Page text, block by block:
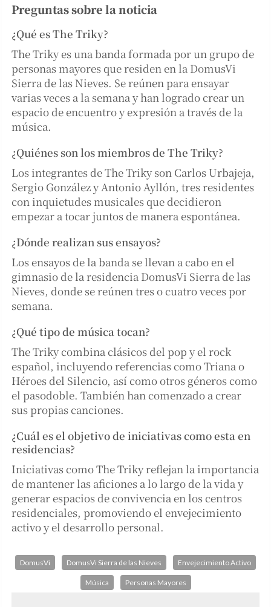
Preguntas sobre la noticia
¿Qué es The Triky?
The Triky es una banda formada por un grupo de
personas mayores que residen en la DomusVi
Sierra de las Nieves. Se reúnen para ensayar
varias veces a la semana y han logrado crear un
espacio de encuentro y expresión a través de la
música.
¿Quiénes son los miembros de The Triky?
Los integrantes de The Triky son Carlos Urbajeja,
Sergio González y Antonio Ayllón, tres residentes
con inquietudes musicales que decidieron
empezar a tocar juntos de manera espontánea.
¿Dónde realizan sus ensayos?
Los ensayos de la banda se llevan a cabo en el
gimnasio de la residencia DomusVi Sierra de las
Nieves, donde se reúnen tres o cuatro veces por
semana.
¿Qué tipo de música tocan?
The Triky combina clásicos del pop y el rock
español, incluyendo referencias como Triana o
Héroes del Silencio, así como otros géneros como
el pasodoble. También han comenzado a crear
sus propias canciones.
¿Cuál es el objetivo de iniciativas como esta en
residencias?
Iniciativas como The Triky reflejan la importancia
de mantener las aficiones a lo largo de la vida y
generar espacios de convivencia en los centros
residenciales, promoviendo el envejecimiento
activo y el desarrollo personal.
DomusVi DomusVi Sierra de las Nieves Envejecimiento Activo
Música Personas Mayores